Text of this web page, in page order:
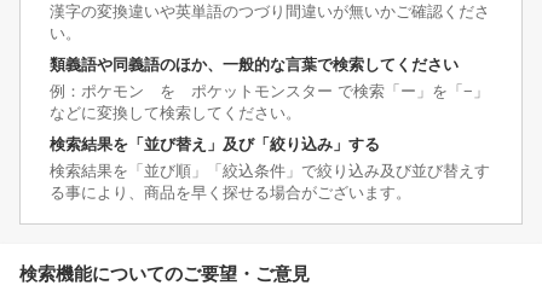
漢字の変換違いや英単語のつづり間違いが無いかご確認くださ
い。
類義語や同義語のほか、一般的な言葉で検索してください
例：ポケモン を ポケットモンスター で検索「ー」を「−」
などに変換して検索してください。
検索結果を「並び替え」及び「絞り込み」する
検索結果を「並び順」「絞込条件」で絞り込み及び並び替えす
る事により、商品を早く探せる場合がございます。
検索機能についてのご要望・ご意見